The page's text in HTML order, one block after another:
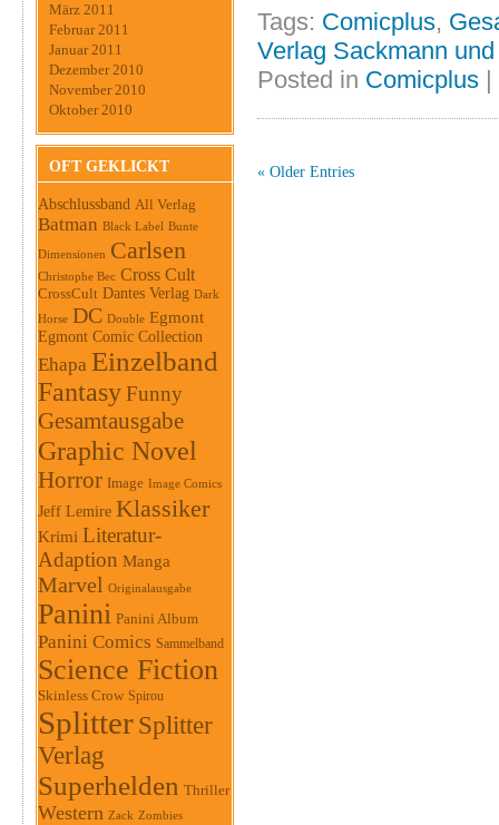
März 2011
Februar 2011
Januar 2011
Dezember 2010
November 2010
Oktober 2010
OFT GEKLICKT
Abschlussband All Verlag
Batman Black Label Bunte
Dimensionen Carlsen
Christophe Bec Cross Cult
CrossCult Dantes Verlag Dark
Horse DC Double Egmont
Egmont Comic Collection
Ehapa Einzelband
FantasyFunny
Gesamtausgabe
Graphic Novel
Horror Image Image Comics
Jeff Lemire Klassiker
Krimi Literatur-
Adaption Manga
Marvel Originalausgabe
Panini Panini Album
Panini Comics Sammelband
Science Fiction
Skinless Crow Spirou
Splitter Splitter
Verlag
Superhelden Thriller
Western Zack Zombies
Tags: Comicplus,
Verlag Sackmann
Posted in Comicplus
« Older Entries